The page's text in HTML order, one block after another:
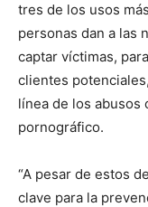
tres de los usos
personas dan a las
captar víctimas,
clientes
línea de los abusos
pornográfico.
“A pesar de estos
clave para la